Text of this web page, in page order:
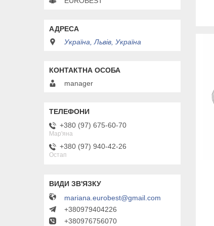
Україна, Львів, Україна
manager
+380 (97) 675-60-70
Мар'яна
+380 (97) 940-42-26
Остап
mariana.eurobest@gmail.com
+380979404226
+380976756070